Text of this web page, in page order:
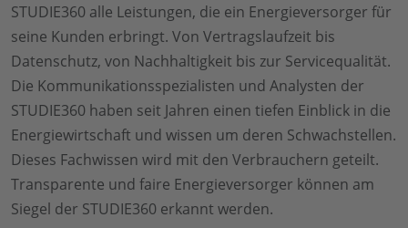
STUDIE360 alle Leistungen, die ein Energieversorger für
seine Kunden erbringt. Von Vertragslaufzeit bis
Datenschutz, von Nachhaltigkeit bis zur Servicequalität.
Die Kommunikationsspezialisten und Analysten der
STUDIE360 haben seit Jahren einen tiefen Einblick in die
Energiewirtschaft und wissen um deren Schwachstellen.
Dieses Fachwissen wird mit den Verbrauchern geteilt.
Transparente und faire Energieversorger können am
Siegel der STUDIE360 erkannt werden.